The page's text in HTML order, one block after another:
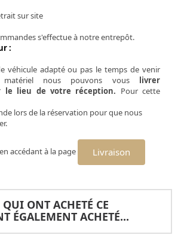
sur site
s'effectue à notre entrepôt.
:
véhicule adapté ou pas le temps de venir
matériel nous pouvons vous livrer
le lieu de votre réception. Pour cette
lors de la réservation pour que nous
accédant à la page Livraison
QUI ONT ACHETÉ CE
ÉGALEMENT ACHETÉ...